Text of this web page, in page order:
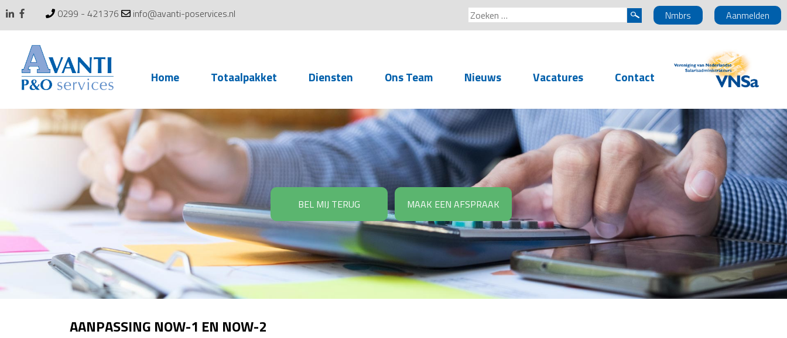
0299 - 421376 info@avanti-poservices.nl Aanmelden
Nmbrs
Zoeken
naar:
Home Totaalpakket Diensten
Service voor
accountants- en
administratiekantoren
Arbeidsrechtelijke
Advisering
Salarisadministratie
Personeelsadministratie
Detachering
Ons Team Nieuws Vacatures Contact
BEL MIJ TERUG MAAK EEN AFSPRAAK
AANPASSING NOW-1 EN NOW-2